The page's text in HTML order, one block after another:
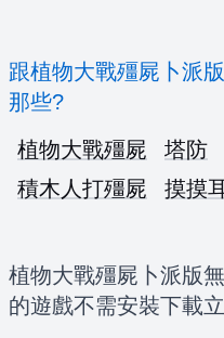
跟植物大戰殭屍卜派
那些?
植物大戰殭屍
塔防
積木人打殭屍
摸摸
植物大戰殭屍卜派版
的遊戲不需安裝下載